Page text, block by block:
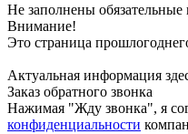
Не заполнены
Внимание!
Это страница
Актуальная информация
Заказ обратного звонка
Нажимая "Жду звонка", я
конфиденциальности